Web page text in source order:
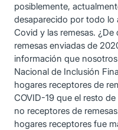
posiblemente,
desaparecido por todo lo
Covid y las remesas.
remesas enviadas de
información que
Nacional de Inclusión
hogares receptores de
COVID-19 que el resto
no receptores de
hogares receptores fue